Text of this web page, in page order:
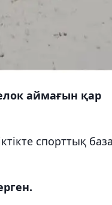
аймағын қар
спорттық